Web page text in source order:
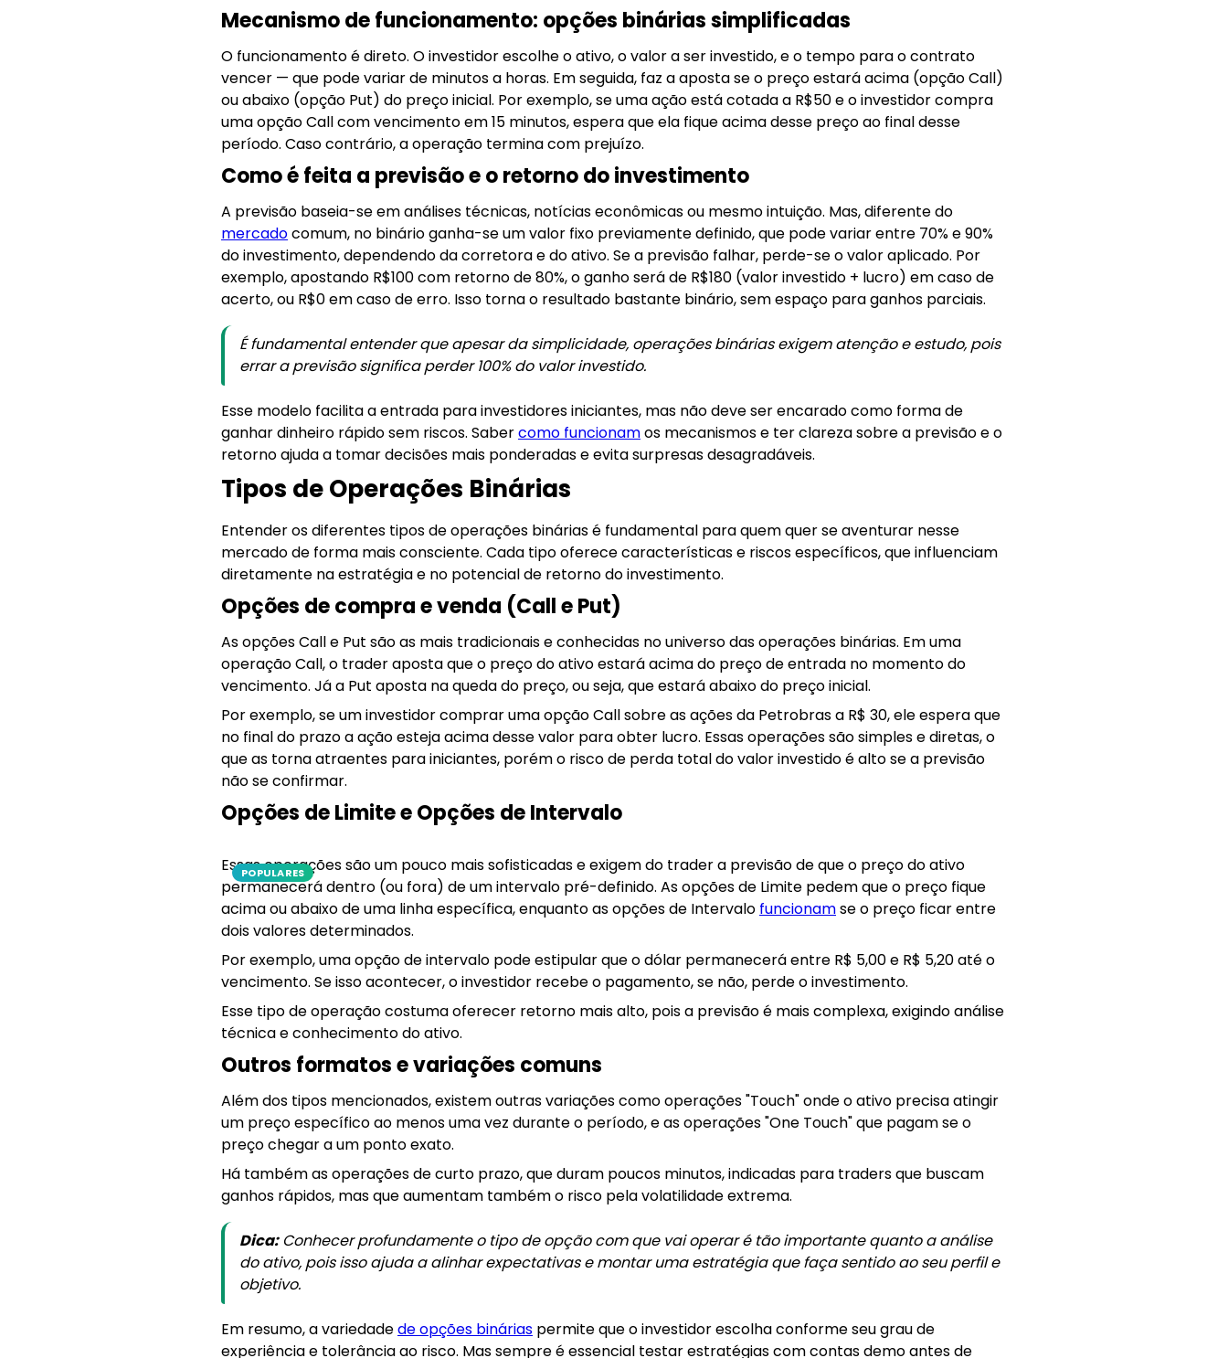
Mecanismo de funcionamento: opções binárias simplificadas
O funcionamento é direto. O investidor escolhe o ativo, o valor a ser investido, e o tempo para o contrato
vencer — que pode variar de minutos a horas. Em seguida, faz a aposta se o preço estará acima (opção Call)
ou abaixo (opção Put) do preço inicial. Por exemplo, se uma ação está cotada a R$50 e o investidor compra
uma opção Call com vencimento em 15 minutos, espera que ela fique acima desse preço ao final desse
período. Caso contrário, a operação termina com prejuízo.
Como é feita a previsão e o retorno do investimento
A previsão baseia-se em análises técnicas, notícias econômicas ou mesmo intuição. Mas, diferente do
mercadocomum, no binário ganha-se um valor fixo previamente definido, que pode variar entre 70% e 90%
do investimento, dependendo da corretora e do ativo. Se a previsão falhar, perde-se o valor aplicado. Por
exemplo, apostando R$100 com retorno de 80%, o ganho será de R$180 (valor investido + lucro) em caso de
acerto, ou R$0 em caso de erro. Isso torna o resultado bastante binário, sem espaço para ganhos parciais.
É fundamental entender que apesar da simplicidade, operações binárias exigem atenção e estudo, pois
errar a previsão significa perder 100% do valor investido.
Esse modelo facilita a entrada para investidores iniciantes, mas não deve ser encarado como forma de
ganhar dinheiro rápido sem riscos. Sabercomo funcionamos mecanismos e ter clareza sobre a previsão e o
retorno ajuda a tomar decisões mais ponderadas e evita surpresas desagradáveis.
Tipos de Operações Binárias
Entender os diferentes tipos de operações binárias é fundamental para quem quer se aventurar nesse
mercado de forma mais consciente. Cada tipo oferece características e riscos específicos, que influenciam
diretamente na estratégia e no potencial de retorno do investimento.
Opções de compra e venda (Call e Put)
As opções Call e Put são as mais tradicionais e conhecidas no universo das operações binárias. Em uma
operação Call, o trader aposta que o preço do ativo estará acima do preço de entrada no momento do
vencimento. Já a Put aposta na queda do preço, ou seja, que estará abaixo do preço inicial.
Por exemplo, se um investidor comprar uma opção Call sobre as ações da Petrobras a R$ 30, ele espera que
no final do prazo a ação esteja acima desse valor para obter lucro. Essas operações são simples e diretas, o
que as torna atraentes para iniciantes, porém o risco de perda total do valor investido é alto se a previsão
não se confirmar.
Opções de Limite e Opções de Intervalo
POPULARES
Essas operações são um pouco mais sofisticadas e exigem do trader a previsão de que o preço do ativo
permanecerá dentro (ou fora) de um intervalo pré-definido. As opções de Limite pedem que o preço fique
acima ou abaixo de uma linha específica, enquanto as opções de Intervalo funcionamse o preço ficar entre
dois valores determinados.
Por exemplo, uma opção de intervalo pode estipular que o dólar permanecerá entre R$ 5,00 e R$ 5,20 até o
vencimento. Se isso acontecer, o investidor recebe o pagamento, se não, perde o investimento.
Esse tipo de operação costuma oferecer retorno mais alto, pois a previsão é mais complexa, exigindo análise
técnica e conhecimento do ativo.
Outros formatos e variações comuns
Além dos tipos mencionados, existem outras variações como operações "Touch" onde o ativo precisa atingir
um preço específico ao menos uma vez durante o período, e as operações "One Touch" que pagam se o
preço chegar a um ponto exato.
Há também as operações de curto prazo, que duram poucos minutos, indicadas para traders que buscam
ganhos rápidos, mas que aumentam também o risco pela volatilidade extrema.
Dica:Conhecer profundamente o tipo de opção com que vai operar é tão importante quanto a análise
do ativo, pois isso ajuda a alinhar expectativas e montar uma estratégia que faça sentido ao seu perfil e
objetivo.
Em resumo, a variedadede opções binárias permite que o investidor escolha conforme seu grau de
experiência e tolerância ao risco. Mas sempre é essencial testar estratégias com contas demo antes de